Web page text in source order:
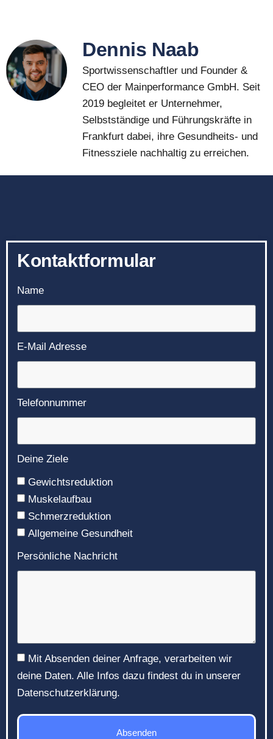
Dennis Naab
Sportwissenschaftler und Founder &
CEO der Mainperformance GmbH. Seit
2019 begleitet er Unternehmer,
Selbstständige und Führungskräfte in
Frankfurt dabei, ihre Gesundheits- und
Fitnessziele nachhaltig zu erreichen.
Kontaktformular
Name
E-Mail Adresse
Telefonnummer
Deine Ziele
Gewichtsreduktion
Muskelaufbau
Schmerzreduktion
Allgemeine Gesundheit
Persönliche Nachricht
Mit Absenden deiner Anfrage, verarbeiten wir
deine Daten. Alle Infos dazu findest du in unserer
Datenschutzerklärung.
Absenden